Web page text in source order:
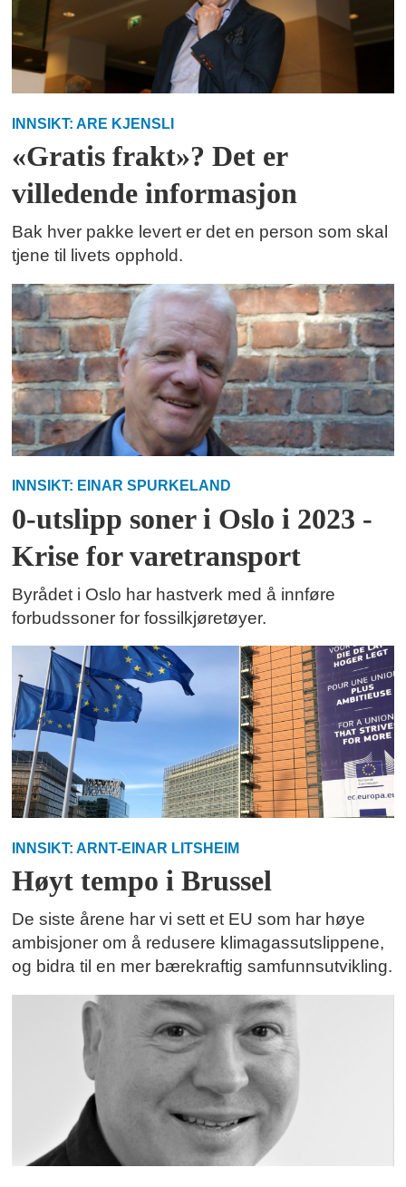
INNSIKT: ARE KJENSLI
«Gratis frakt»? Det er
villedende informasjon
Bak hver pakke levert er det en person som skal
tjene til livets opphold.
INNSIKT: EINAR SPURKELAND
0-utslipp soner i Oslo i 2023 -
Krise for varetransport
Byrådet i Oslo har hastverk med å innføre
forbudssoner for fossilkjøretøyer.
INNSIKT: ARNT-EINAR LITSHEIM
Høyt tempo i Brussel
De siste årene har vi sett et EU som har høye
ambisjoner om å redusere klimagassutslippene,
og bidra til en mer bærekraftig samfunnsutvikling.